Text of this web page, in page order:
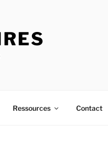
Ressources Contact